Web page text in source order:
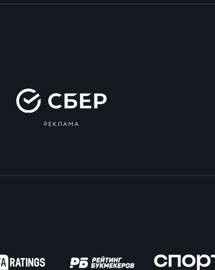
соревнования U16
соревнования U15
по пляжному регби.